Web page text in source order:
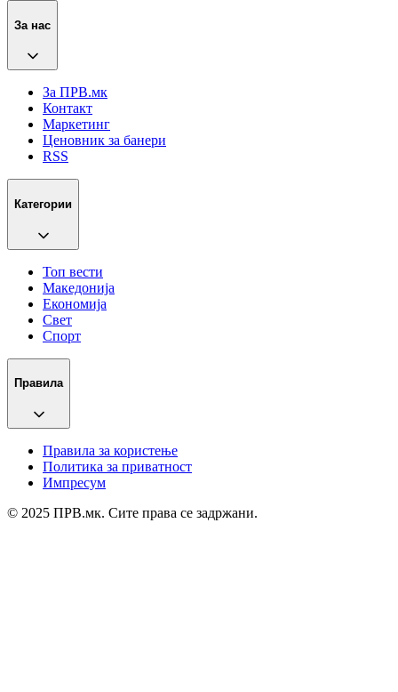
За нас
За ПРВ.мк
Контакт
Маркетинг
Ценовник за банери
RSS
Категории
Топ вести
Македонија
Економија
Свет
Спорт
Правила
Правила за користење
Политика за приватност
Импресум
© 2025 ПРВ.мк. Сите права се задржани.